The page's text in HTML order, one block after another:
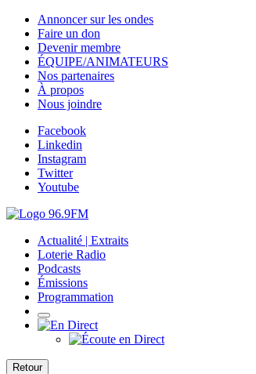
Annoncer sur les ondes
Faire un don
Devenir membre
ÉQUIPE/ANIMATEURS
Nos partenaires
À propos
Nous joindre
Facebook
Linkedin
Instagram
Twitter
Youtube
Actualité | Extraits
Loterie Radio
Podcasts
Émissions
Programmation
Retour